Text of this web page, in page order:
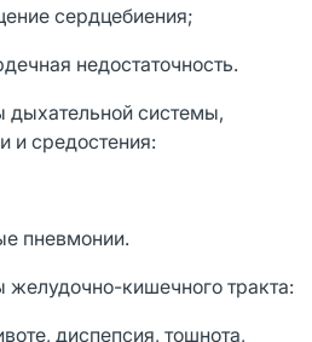
сердцебиения;
недостаточность.
системы,
и средостения:
пневмонии.
кишечного тракта:
диспепсия, тошнота,